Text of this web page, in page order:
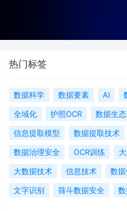
热门标签
数据科学 数据要素 AI
全域化
护照OCR 数据生态
信息提取模型
数据提取技术
数据治理安全
OCR训练
大数据技术
信息技术 数
文字识别
筛斗数据安全